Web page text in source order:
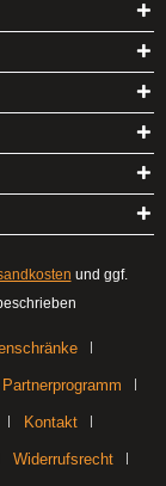
und ggf.
Partnerprogramm
Kontakt
Widerrufsrecht